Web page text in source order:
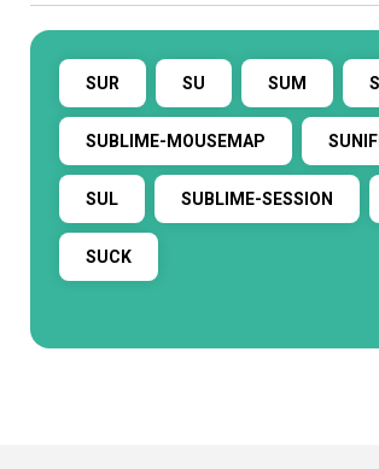
SUR SU SUM
SUBLIME-MOUSEMAP
SUL SUBLIME-SESSION
SUCK